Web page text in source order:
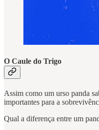
O Caule do Trigo
Assim como um urso panda
importantes para a
Qual a diferença entre um